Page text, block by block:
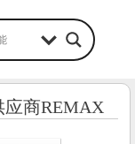
应商REMAX